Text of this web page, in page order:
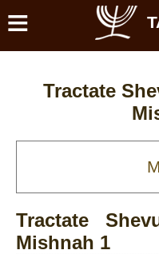
≡
Tractate
Tractate
Mishnah 1